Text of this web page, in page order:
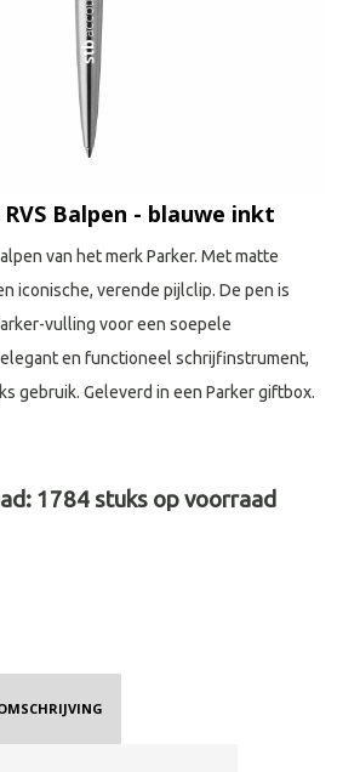
Balpen - blauwe inkt
van het merk Parker. Met matte
iconische, verende pijlclip. De pen is
vulling voor een soepele
en functioneel schrijfinstrument,
gebruik. Geleverd in een Parker giftbox.
1784 stuks op voorraad